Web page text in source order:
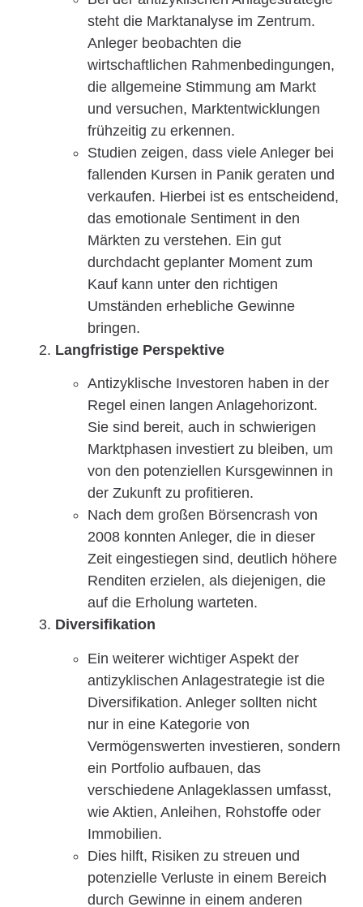
steht die Marktanalyse im Zentrum.
Anleger beobachten die
wirtschaftlichen Rahmenbedingungen,
die allgemeine Stimmung am Markt
und versuchen, Marktentwicklungen
frühzeitig zu erkennen.
Studien zeigen, dass viele Anleger bei
fallenden Kursen in Panik geraten und
verkaufen. Hierbei ist es entscheidend,
das emotionale Sentiment in den
Märkten zu verstehen. Ein gut
durchdacht geplanter Moment zum
Kauf kann unter den richtigen
Umständen erhebliche Gewinne
bringen.
Langfristige Perspektive
Antizyklische Investoren haben in der
Regel einen langen Anlagehorizont.
Sie sind bereit, auch in schwierigen
Marktphasen investiert zu bleiben, um
von den potenziellen Kursgewinnen in
der Zukunft zu profitieren.
Nach dem großen Börsencrash von
2008 konnten Anleger, die in dieser
Zeit eingestiegen sind, deutlich höhere
Renditen erzielen, als diejenigen, die
auf die Erholung warteten.
Diversifikation
Ein weiterer wichtiger Aspekt der
antizyklischen Anlagestrategie ist die
Diversifikation. Anleger sollten nicht
nur in eine Kategorie von
Vermögenswerten investieren, sondern
ein Portfolio aufbauen, das
verschiedene Anlageklassen umfasst,
wie Aktien, Anleihen, Rohstoffe oder
Immobilien.
Dies hilft, Risiken zu streuen und
potenzielle Verluste in einem Bereich
durch Gewinne in einem anderen